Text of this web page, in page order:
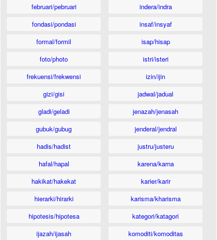
februari/pebruari
fondasi/pondasi
formal/formil
foto/photo
frekuensi/frekwensi
gizi/gisi
gladi/geladi
gubuk/gubug
hadis/hadist
hafal/hapal
hakikat/hakekat
hierarki/hirarki
hipotesis/hipotesa
ijazah/ijasah
indera/indra
insaf/insyaf
isap/hisap
istri/isteri
izin/ijin
jadwal/jadual
jenazah/jenasah
jenderal/jendral
justru/justeru
karena/karna
karier/karir
karisma/kharisma
kategori/katagori
komoditi/komoditas